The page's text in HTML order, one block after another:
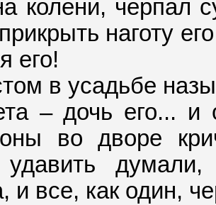
колени, черпал
наготу
его!
в усадьбе
– дочь его...
во дворе
удавить
и все, как один,